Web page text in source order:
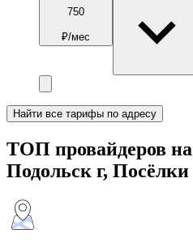
750
₽/мес
Найти все тарифы по адресу
ТОП провайдеров
Подольск г, Посёлки